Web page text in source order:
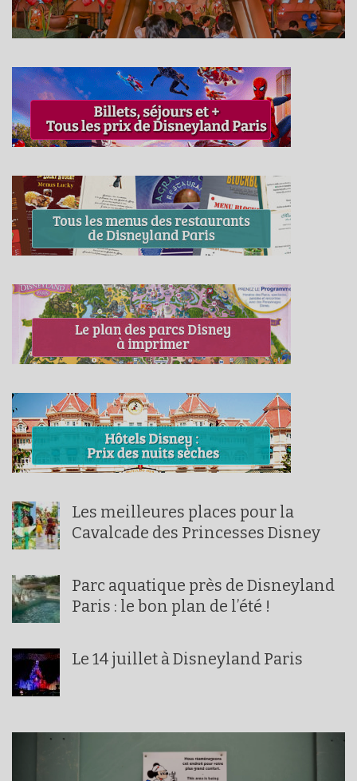
Les meilleures places pour la
Cavalcade des Princesses Disney
Parc aquatique près de Disneyland
Paris : le bon plan de l’été !
Le 14 juillet à Disneyland Paris